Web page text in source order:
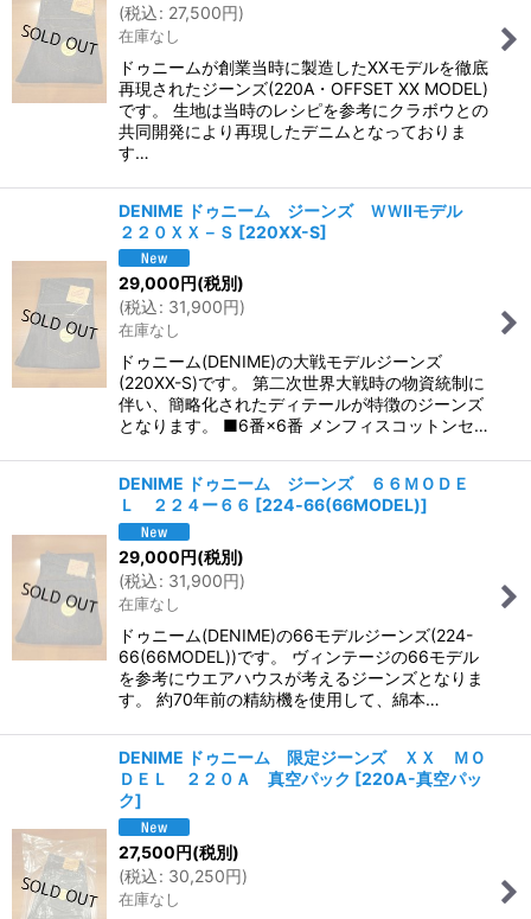
(税込: 27,500円)
在庫なし
ドゥニームが創業当時に製造したXXモデルを徹底
再現されたジーンズ(220A・OFFSET XX MODEL)
です。 生地は当時のレシピを参考にクラボウとの
共同開発により再現したデニムとなっておりま
す…
DENIME ドゥニーム ジーンズ ＷＷIIモデル
２２０ＸＸ－Ｓ [220XX-S]
29,000円(税別)
(税込: 31,900円)
在庫なし
ドゥニーム(DENIME)の大戦モデルジーンズ
(220XX-S)です。 第二次世界大戦時の物資統制に
伴い、簡略化されたディテールが特徴のジーンズ
となります。 ■6番×6番 メンフィスコットンセ…
DENIME ドゥニーム ジーンズ ６６ＭＯＤＥ
Ｌ ２２４ー６６ [224‐66(66MODEL)]
29,000円(税別)
(税込: 31,900円)
在庫なし
ドゥニーム(DENIME)の66モデルジーンズ(224-
66(66MODEL))です。 ヴィンテージの66モデル
を参考にウエアハウスが考えるジーンズとなりま
す。 約70年前の精紡機を使用して、綿本…
DENIME ドゥニーム 限定ジーンズ ＸＸ ＭＯ
ＤＥＬ ２２０Ａ 真空パック [220A-真空パッ
ク]
27,500円(税別)
(税込: 30,250円)
在庫なし